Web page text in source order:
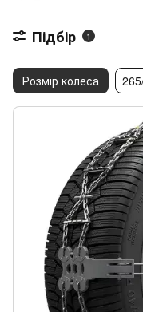
Підбір 1
Розмір колеса